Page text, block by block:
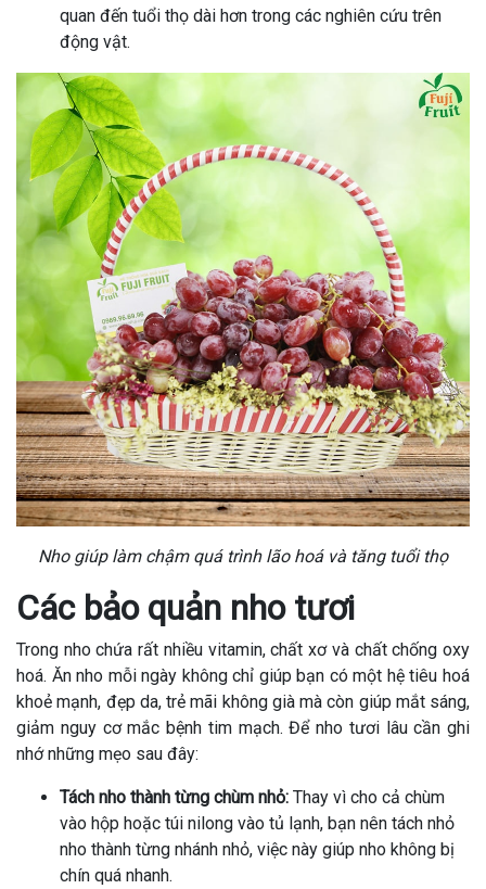
quan đến tuổi thọ dài hơn trong các nghiên cứu trên
động vật.
Nho giúp làm chậm quá trình lão hoá và tăng tuổi thọ
Các bảo quản nho tươi
Trong nho chứa rất nhiều vitamin, chất xơ và chất chống oxy
hoá. Ăn nho mỗi ngày không chỉ giúp bạn có một hệ tiêu hoá
khoẻ mạnh, đẹp da, trẻ mãi không già mà còn giúp mắt sáng,
giảm nguy cơ mắc bệnh tim mạch. Để nho tươi lâu cần ghi
nhớ những mẹo sau đây:
Tách nho thành từng chùm nhỏ: Thay vì cho cả chùm
vào hộp hoặc túi nilong vào tủ lạnh, bạn nên tách nhỏ
nho thành từng nhánh nhỏ, việc này giúp nho không bị
chín quá nhanh.